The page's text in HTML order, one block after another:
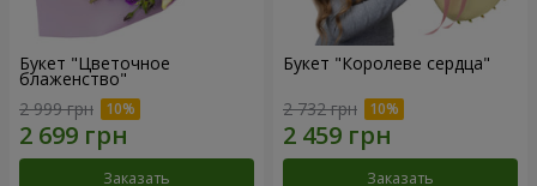
Букет "Цветочное
блаженство"
2 999 грн
Заказать
Букет "Королеве сердца"
2 732 грн
Заказать